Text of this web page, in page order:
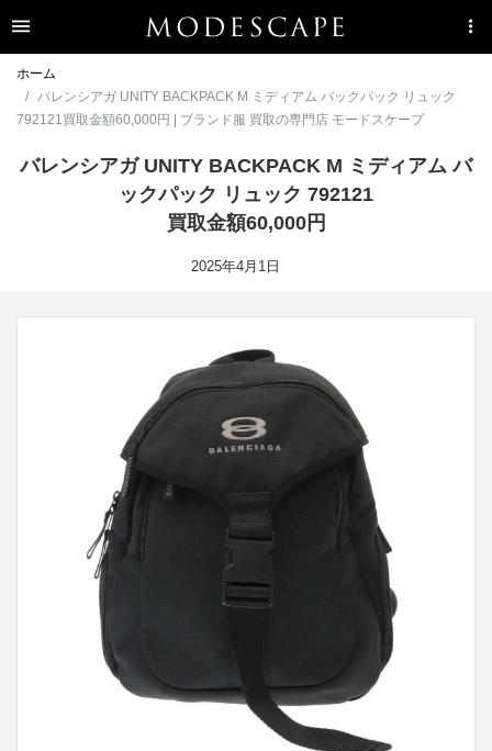
ホーム
バレンシアガ UNITY BACKPACK M ミディアム バックパック リュック
792121買取金額60,000円 | ブランド服 買取の専門店 モードスケープ
バレンシアガ UNITY BACKPACK M ミディアム バ
ックパック リュック 792121
買取金額60,000円
2025年4月1日